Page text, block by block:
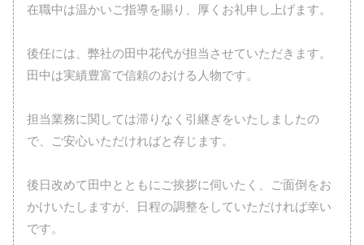
在職中は温かいご指導を賜り、厚くお礼申し上げます。
後任には、弊社の田中花代が担当させていただきます。
田中は実績豊富で信頼のおける人物です。
担当業務に関しては滞りなく引継ぎをいたしましたの
で、ご安心いただければと存じます。
後日改めて田中とともにご挨拶に伺いたく、ご面倒をお
かけいたしますが、日程の調整をしていただければ幸い
です。